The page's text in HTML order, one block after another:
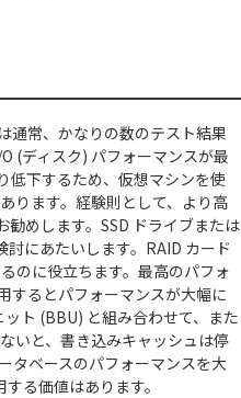
通常、かなりの数のテスト結果
(ディスク) パフォーマンスが最
低下するため、仮想マシンを使
ります。経験則として、より高
めします。SSD ドライブまたは
にあたいします。RAID カード
のに役立ちます。最高のパフォ
するとパフォーマンスが大幅に
ト (BBU) と組み合わせて、また
いと、書き込みキャッシュは停
タベースのパフォーマンスを大
る価値はあります。